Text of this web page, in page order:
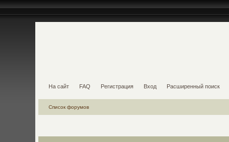
На сайт FAQ Регистрация Вход Расширенный поиск
Список форумов